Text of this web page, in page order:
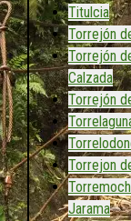
Titulcia
Torrejón
Torrejón
Calzada
Torrejón
Torrejon
Jarama